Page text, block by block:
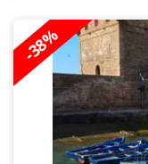
-38%